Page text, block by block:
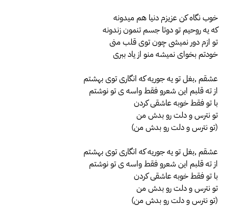
خوب نگاه کن عزیزم دنیا هم میدونه
که یه روحیم تو دوتا جسم تنمون زندونه
تو ازم دور نمیشی چون توی قلب منی
خودتم بخوای نمیشه منو از یاد ببری
عشقم ,بغل تو یه جوریه که انگاری توی بهشتم
از ته قلبم این شعرو فقط واسه ی تو نوشتم
با تو فقط خوبه عاشقی کردن
تو نترس و دلت رو بدش من
(تو نترس و دلت رو بدش من)
عشقم ,بغل تو یه جوریه که انگاری توی بهشتم
از ته قلبم این شعرو فقط واسه ی تو نوشتم
با تو فقط خوبه عاشقی کردن
تو نترس و دلت رو بدش من
(تو نترس و دلت رو بدش من)